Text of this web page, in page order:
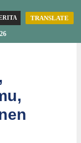
TRANSLATE